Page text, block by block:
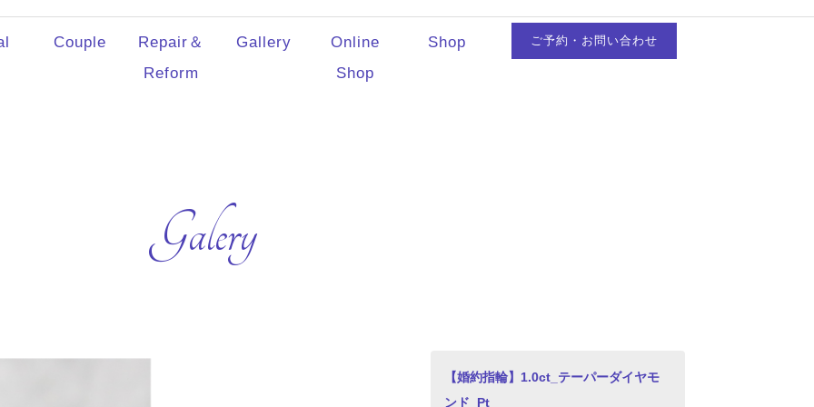
Couple
Repair＆
Reform
Gallery
Online
Shop
Shop ご予約・お問い合わせ
Galery
【婚約指輪】1.0ct_テーパーダイヤモ
ンド_Pt